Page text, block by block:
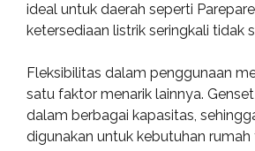
ideal untuk daerah seperti
ketersediaan listrik seringkali tidak
Fleksibilitas dalam penggunaan
satu faktor menarik lainnya.
dalam berbagai kapasitas,
digunakan untuk kebutuhan